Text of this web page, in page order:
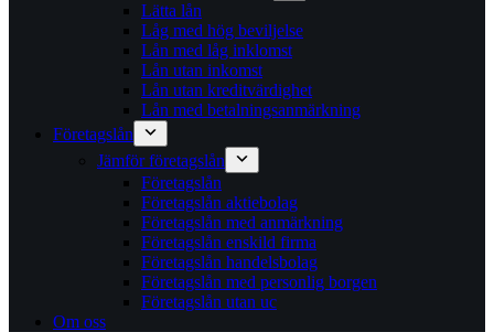
Lätta lån
Låg med hög beviljelse
Lån med låg inklomst
Lån utan inkomst
Lån utan kreditvärdighet
Lån med betalningsanmärkning
Företagslån
Jämför företagslån
Företagslån
Företagslån aktiebolag
Företagslån med anmärkning
Företagslån enskild firma
Företagslån handelsbolag
Företagslån med personlig borgen
Företagslån utan uc
Om oss